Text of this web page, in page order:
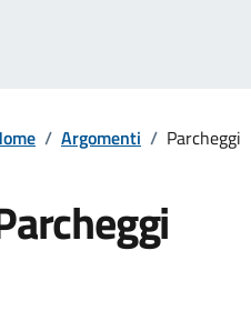
/ Argomenti / Parcheggi